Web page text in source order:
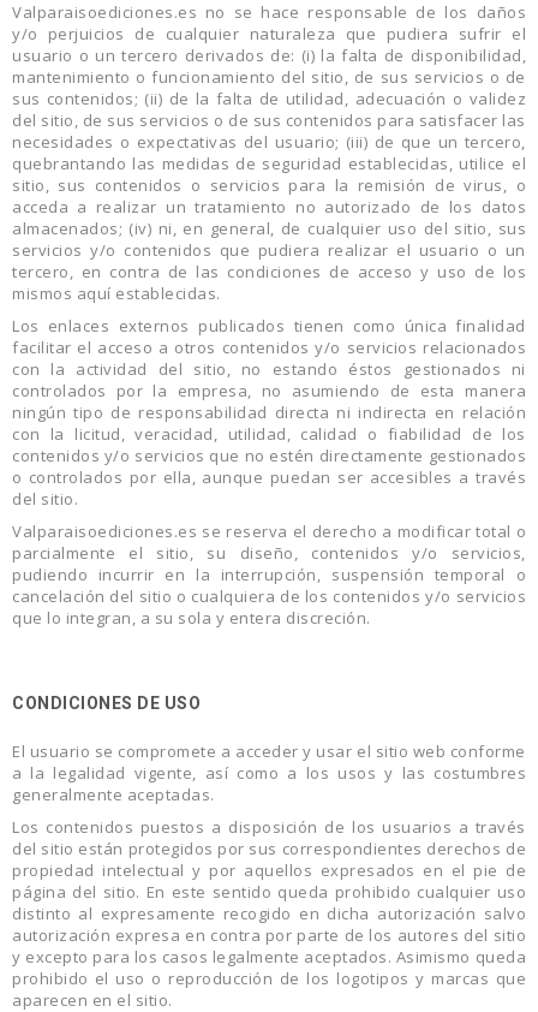
Valparaisoediciones.es no se hace responsable de los daños
y/o perjuicios de cualquier naturaleza que pudiera sufrir el
usuario o un tercero derivados de: (i) la falta de disponibilidad,
mantenimiento o funcionamiento del sitio, de sus servicios o de
sus contenidos; (ii) de la falta de utilidad, adecuación o validez
del sitio, de sus servicios o de sus contenidos para satisfacer las
necesidades o expectativas del usuario; (iii) de que un tercero,
quebrantando las medidas de seguridad establecidas, utilice el
sitio, sus contenidos o servicios para la remisión de virus, o
acceda a realizar un tratamiento no autorizado de los datos
almacenados; (iv) ni, en general, de cualquier uso del sitio, sus
servicios y/o contenidos que pudiera realizar el usuario o un
tercero, en contra de las condiciones de acceso y uso de los
mismos aquí establecidas.
Los enlaces externos publicados tienen como única finalidad
facilitar el acceso a otros contenidos y/o servicios relacionados
con la actividad del sitio, no estando éstos gestionados ni
controlados por la empresa, no asumiendo de esta manera
ningún tipo de responsabilidad directa ni indirecta en relación
con la licitud, veracidad, utilidad, calidad o fiabilidad de los
contenidos y/o servicios que no estén directamente gestionados
o controlados por ella, aunque puedan ser accesibles a través
del sitio.
Valparaisoediciones.es se reserva el derecho a modificar total o
parcialmente el sitio, su diseño, contenidos y/o servicios,
pudiendo incurrir en la interrupción, suspensión temporal o
cancelación del sitio o cualquiera de los contenidos y/o servicios
que lo integran, a su sola y entera discreción.
CONDICIONES DE USO
El usuario se compromete a acceder y usar el sitio web conforme
a la legalidad vigente, así como a los usos y las costumbres
generalmente aceptadas.
Los contenidos puestos a disposición de los usuarios a través
del sitio están protegidos por sus correspondientes derechos de
propiedad intelectual y por aquellos expresados en el pie de
página del sitio. En este sentido queda prohibido cualquier uso
distinto al expresamente recogido en dicha autorización salvo
autorización expresa en contra por parte de los autores del sitio
y excepto para los casos legalmente aceptados. Asimismo queda
prohibido el uso o reproducción de los logotipos y marcas que
aparecen en el sitio.